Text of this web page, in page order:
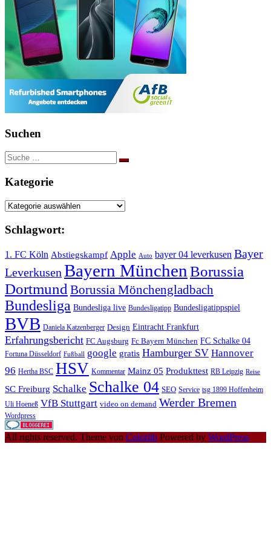
Suchen
Suche
nach:
Kategorie
Kategorie
Schlagwort:
1. FC Köln Abstiegskampf Apple Auto bayer 04 leverkusen Bayer
LeverkusenBayern München Borussia
Dortmund Borussia Mönchengladbach
Bundesliga Bundesliga live Bundesligatipp Bundesligatippspiel
BVB Daniela Katzenberger Design Eintracht Frankfurt
Erfahrungsbericht FC Augsburg Fc Bayern München FC Schalke 04
Fortuna Düsseldorf Fußball google gratis Hamburger SV Hannover
96 Hertha BSC HSV Kommentar Mainz 05 Produkttest RB Leipzig Reise
SC Freiburg Schalke Schalke 04 SEO Service tsg 1899 Hoffenheim
Uli Hoeneß VfB Stuttgart video on demand Werder Bremen
Wordpress
All rights reserved. Theme von Colorlib Powered by WordPress